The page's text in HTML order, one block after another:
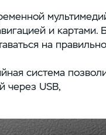
и картами.
на
система
через USB,